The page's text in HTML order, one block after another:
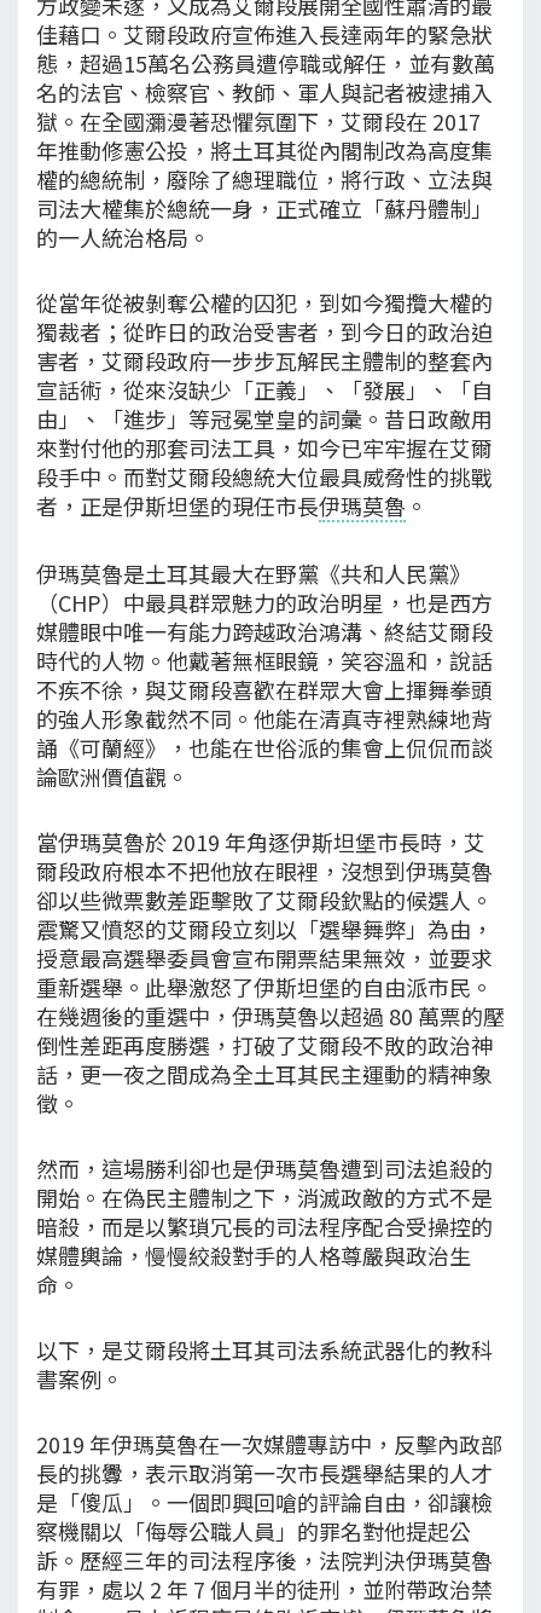
佳藉口。艾爾段政府宣佈進入長達兩年的緊急狀
態，超過15萬名公務員遭停職或解任，並有數萬
名的法官、檢察官、教師、軍人與記者被逮捕入
獄。在全國瀰漫著恐懼氛圍下，艾爾段在 2017
年推動修憲公投，將土耳其從內閣制改為高度集
權的總統制，廢除了總理職位，將行政、立法與
司法大權集於總統一身，正式確立「蘇丹體制」
的一人統治格局。
從當年從被剝奪公權的囚犯，到如今獨攬大權的
獨裁者；從昨日的政治受害者，到今日的政治迫
害者，艾爾段政府一步步瓦解民主體制的整套內
宣話術，從來沒缺少「正義」、「發展」、「自
由」、「進步」等冠冕堂皇的詞彙。昔日政敵用
來對付他的那套司法工具，如今已牢牢握在艾爾
段手中。而對艾爾段總統大位最具威脅性的挑戰
者，正是伊斯坦堡的現任市長伊瑪莫魯 。
伊瑪莫魯是土耳其最大在野黨《共和人民黨》
（CHP）中最具群眾魅力的政治明星，也是西方
媒體眼中唯一有能力跨越政治鴻溝、終結艾爾段
時代的人物。他戴著無框眼鏡，笑容溫和，說話
不疾不徐，與艾爾段喜歡在群眾大會上揮舞拳頭
的強人形象截然不同。他能在清真寺裡熟練地背
誦《可蘭經》，也能在世俗派的集會上侃侃而談
論歐洲價值觀。
當伊瑪莫魯於 2019 年角逐伊斯坦堡市長時，艾
爾段政府根本不把他放在眼裡，沒想到伊瑪莫魯
卻以些微票數差距擊敗了艾爾段欽點的候選人。
震驚又憤怒的艾爾段立刻以「選舉舞弊」為由，
授意最高選舉委員會宣布開票結果無效，並要求
重新選舉。此舉激怒了伊斯坦堡的自由派市民。
在幾週後的重選中，伊瑪莫魯以超過 80 萬票的壓
倒性差距再度勝選，打破了艾爾段不敗的政治神
話，更一夜之間成為全土耳其民主運動的精神象
徵。
然而，這場勝利卻也是伊瑪莫魯遭到司法追殺的
開始。在偽民主體制之下，消滅政敵的方式不是
暗殺，而是以繁瑣冗長的司法程序配合受操控的
媒體輿論，慢慢絞殺對手的人格尊嚴與政治生
命。
以下，是艾爾段將土耳其司法系統武器化的教科
書案例。
2019 年伊瑪莫魯在一次媒體專訪中，反擊內政部
長的挑釁，表示取消第一次市長選舉結果的人才
是「傻瓜」。一個即興回嗆的評論自由，卻讓檢
察機關以「侮辱公職人員」的罪名對他提起公
訴。歷經三年的司法程序後，法院判決伊瑪莫魯
有罪，處以 2 年 7 個月半的徒刑，並附帶政治禁